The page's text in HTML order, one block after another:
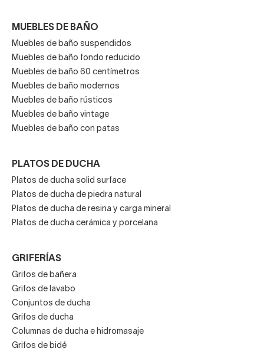
MUEBLES DE BAÑO
Muebles de baño suspendidos
Muebles de baño fondo reducido
Muebles de baño 60 centímetros
Muebles de baño modernos
Muebles de baño rústicos
Muebles de baño vintage
Muebles de baño con patas
PLATOS DE DUCHA
Platos de ducha solid surface
Platos de ducha de piedra natural
Platos de ducha de resina y carga mineral
Platos de ducha cerámica y porcelana
GRIFERÍAS
Grifos de bañera
Grifos de lavabo
Conjuntos de ducha
Grifos de ducha
Columnas de ducha e hidromasaje
Grifos de bidé